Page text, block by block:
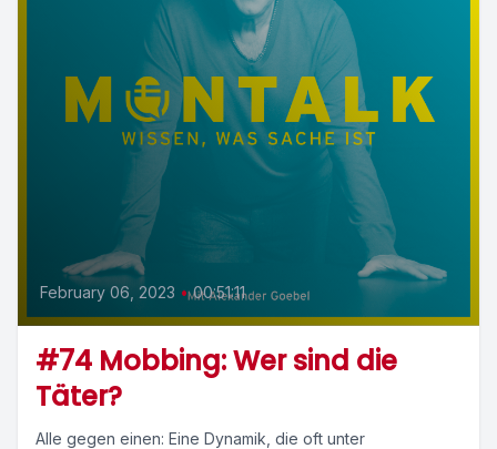
February 06, 2023 • 00:51:11
#74 Mobbing: Wer sind die
Täter?
Alle gegen einen: Eine Dynamik, die oft unter